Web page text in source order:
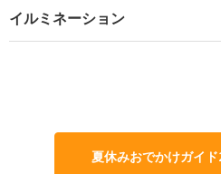
イルミネーション
夏休みおでかけガイ